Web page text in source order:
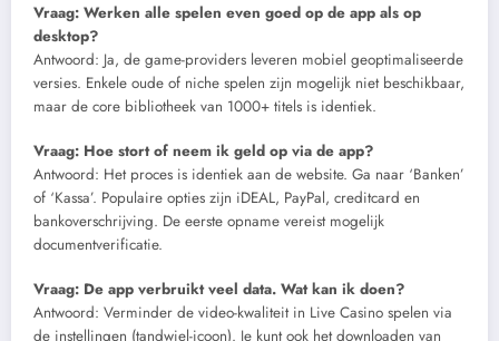
Vraag: Werken alle spelen even goed op de app als op
desktop?
Antwoord: Ja, de game-providers leveren mobiel geoptimaliseerde
versies. Enkele oude of niche spelen zijn mogelijk niet beschikbaar,
maar de core bibliotheek van 1000+ titels is identiek.
Vraag: Hoe stort of neem ik geld op via de app?
Antwoord: Het proces is identiek aan de website. Ga naar ‘Banken’
of ‘Kassa’. Populaire opties zijn iDEAL, PayPal, creditcard en
bankoverschrijving. De eerste opname vereist mogelijk
documentverificatie.
Vraag: De app verbruikt veel data. Wat kan ik doen?
Antwoord: Verminder de video-kwaliteit in Live Casino spelen via
de instellingen (tandwiel-icoon). Je kunt ook het downloaden van